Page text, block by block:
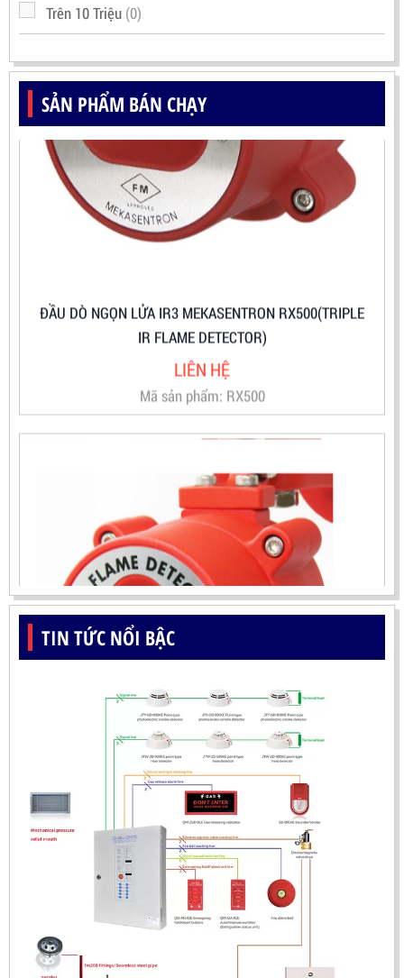
Trên 10 Triệu (0)
SẢN PHẨM BÁN CHẠY
IR FLAME DETECTOR)
LIÊN HỆ
Mã sản phẩm: RX500
ĐẦU BÁO LỬA UV-IR CHỐNG NỔ-UX150 KOREA
LIÊN HỆ
Mã sản phẩm: UX150
TIN TỨC NỔI BẬC